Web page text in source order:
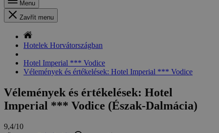
Menu
Zavřít menu
Hotelek Horvátországban
Hotel Imperial *** Vodice
Vélemények és értékelések: Hotel Imperial *** Vodice
Vélemények és értékelések: Hotel
Imperial *** Vodice (Észak-Dalmácia)
9,4/10